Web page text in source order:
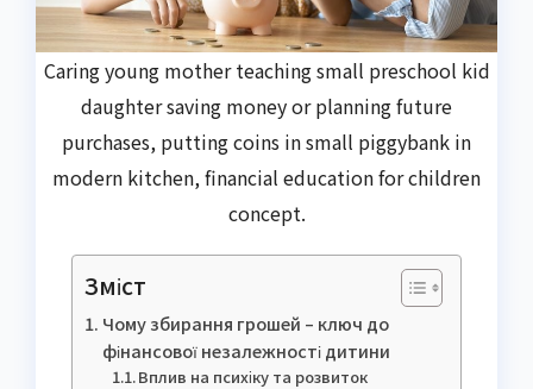
Caring young mother teaching small preschool kid
daughter saving money or planning future
purchases, putting coins in small piggybank in
modern kitchen, financial education for children
concept.
Зміст
Чому збирання грошей – ключ до
фінансової незалежності дитини
Вплив на психіку та розвиток